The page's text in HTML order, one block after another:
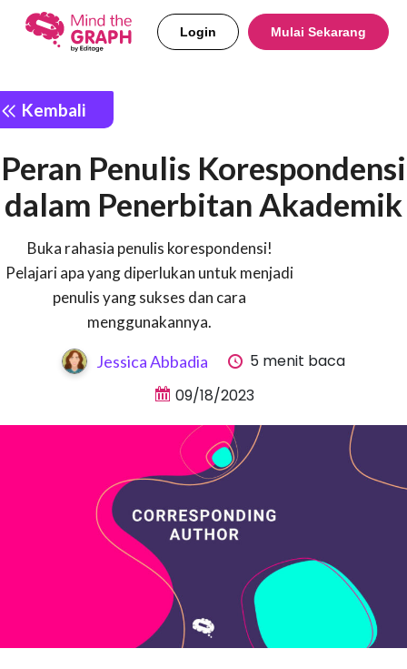
Login Mulai Sekarang
Kembali
Peran Penulis Korespondensi
dalam Penerbitan Akademik
Buka rahasia penulis korespondensi!
Pelajari apa yang diperlukan untuk menjadi
penulis yang sukses dan cara
menggunakannya.
Jessica Abbadia
5 menit baca
09/18/2023